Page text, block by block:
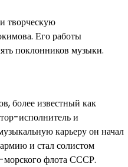
творческую
Его работы
поклонников музыки.
более известный как
исполнитель и
карьеру он начал
и стал солистом
морского флота СССР.